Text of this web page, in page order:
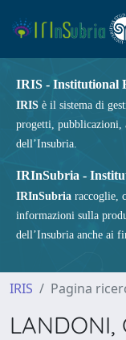
IRIS - Institutional
IRIS è il sistema di
progetti,
dell’Insubria.
IRInSubria -
IRInSubria raccoglie,
informazioni sulla
dell’Insubria anche ai
IRIS Pagina
LANDONI,